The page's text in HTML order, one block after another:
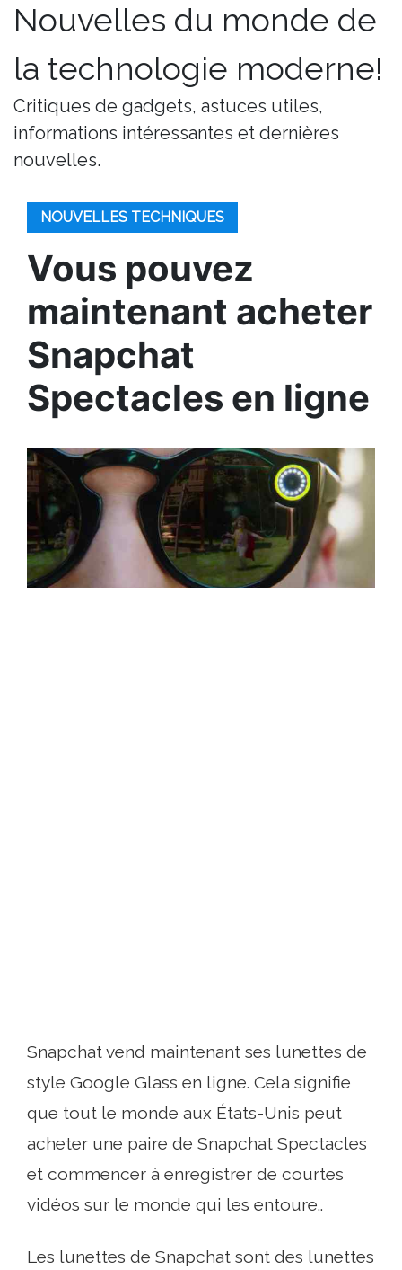
Nouvelles du monde de
la technologie moderne!
Critiques de gadgets, astuces utiles,
informations intéressantes et dernières
nouvelles.
NOUVELLES TECHNIQUES
Vous pouvez
maintenant acheter
Snapchat
Spectacles en ligne
Snapchat vend maintenant ses lunettes de
style Google Glass en ligne. Cela signifie
que tout le monde aux États-Unis peut
acheter une paire de Snapchat Spectacles
et commencer à enregistrer de courtes
vidéos sur le monde qui les entoure..
Les lunettes de Snapchat sont des lunettes